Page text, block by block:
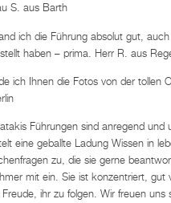
S. aus Barth
ich die Führung absolut gut,
haben – prima. Herr R. aus
ich Ihnen die Fotos von der tollen
Führungen sind anregend und
eine geballte Ladung Wissen in
zu, die sie gerne
mit ein. Sie ist konzentriert, gut
ihr zu folgen. Wir freuen uns